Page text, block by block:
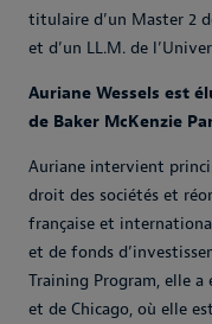
titulaire d’un Master 2
et d’un LL.M. de
Auriane Wessels est
de Baker McKenzie
Auriane intervient
droit des sociétés et
française et
et de fonds
Training Program, elle
et de Chicago, où elle